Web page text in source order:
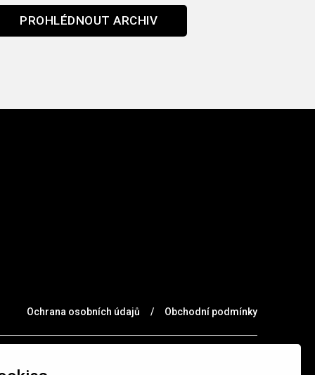
PROHLÉDNOUT ARCHIV
Ochrana osobních údajů / Obchodní podmínky